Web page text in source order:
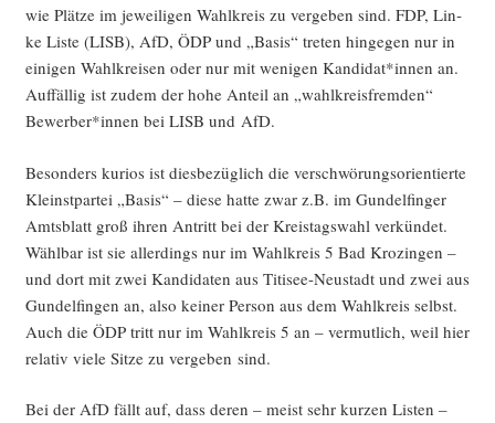
wie Plät­ze im jewei­li­gen Wahl­kreis zu ver­ge­ben sind. FDP, Lin­
ke Lis­te (LISB), AfD, ÖDP und „Basis“ tre­ten hin­ge­gen nur in
eini­gen Wahl­krei­sen oder nur mit weni­gen Kandidat*innen an.
Auf­fäl­lig ist zudem der hohe Anteil an „wahl­kreis­frem­den“
Bewerber*innen bei LISB und AfD.
Beson­ders kuri­os ist dies­be­züg­lich die ver­schwö­rungs­ori­en­tier­te
Kleinst­par­tei „Basis“ – die­se hat­te zwar z.B. im Gun­del­fin­ger
Amts­blatt groß ihren Antritt bei der Kreis­tags­wahl ver­kün­det.
Wähl­bar ist sie aller­dings nur im Wahl­kreis 5 Bad Kro­zin­gen –
und dort mit zwei Kan­di­da­ten aus Titi­see-Neu­stadt und zwei aus
Gun­del­fin­gen an, also kei­ner Per­son aus dem Wahl­kreis selbst.
Auch die ÖDP tritt nur im Wahl­kreis 5 an – ver­mut­lich, weil hier
rela­tiv vie­le Sit­ze zu ver­ge­ben sind.
Bei der AfD fällt auf, dass deren – meist sehr kur­zen Lis­ten –